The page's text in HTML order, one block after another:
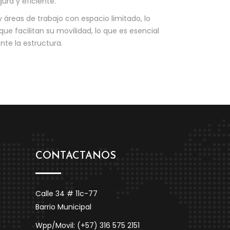
de trabajo con espacio limitado, lo
facilitan su movilidad, lo que es esencial
la estructura.
CONTACTANOS
Calle 34 # 11c-77
Barrio Municipal
Wpp/Movil: (+57) 316 575 2151